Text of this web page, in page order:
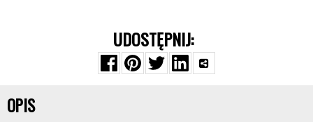
UDOSTĘPNIJ:
OPIS